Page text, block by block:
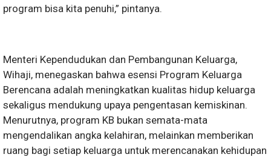
program bisa kita penuhi,” pintanya.
Menteri Kependudukan dan Pembangunan Keluarga,
Wihaji, menegaskan bahwa esensi Program Keluarga
Berencana adalah meningkatkan kualitas hidup keluarga
sekaligus mendukung upaya pengentasan kemiskinan.
Menurutnya, program KB bukan semata-mata
mengendalikan angka kelahiran, melainkan memberikan
ruang bagi setiap keluarga untuk merencanakan kehidupan